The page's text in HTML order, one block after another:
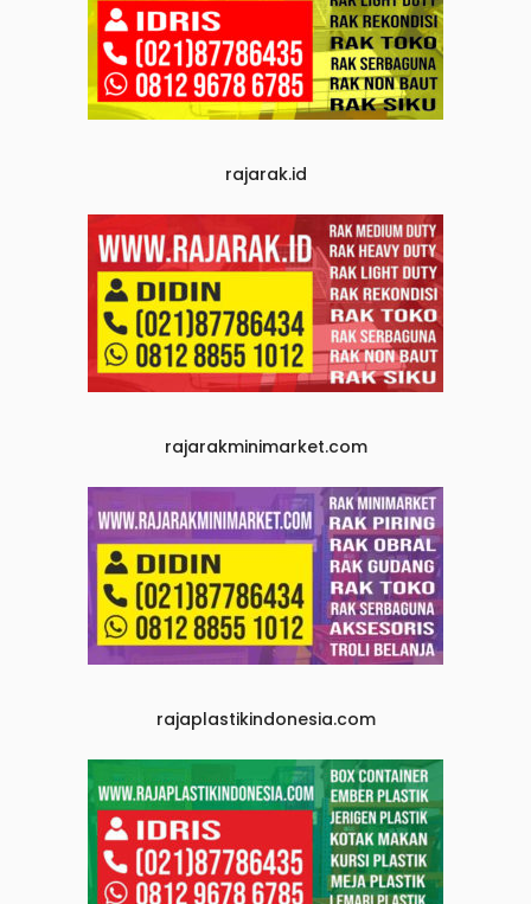
rajarak.id
rajarakminimarket.com
rajaplastikindonesia.com